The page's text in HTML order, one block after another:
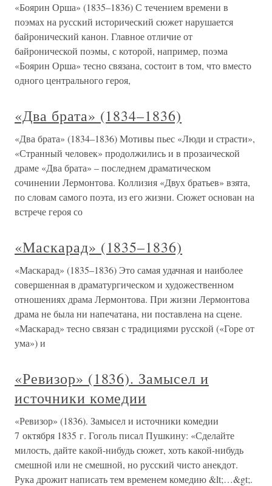
«Боярин Орша» (1835–1836) С течением времени в
поэмах на русский исторический сюжет нарушается
байронический канон. Главное отличие от
байронической поэмы, с которой, например, поэма
«Боярин Орша» тесно связана, состоит в том, что вместо
одного центрального героя,
«Два брата» (1834–1836)
«Два брата» (1834–1836) Мотивы пьес «Люди и страсти»,
«Странный человек» продолжились и в прозаической
драме «Два брата» – последнем драматическом
сочинении Лермонтова. Коллизия «Двух братьев» взята,
по словам самого поэта, из его жизни. Сюжет основан на
встрече героя со
«Маскарад» (1835–1836)
«Маскарад» (1835–1836) Это самая удачная и наиболее
совершенная в драматургическом и художественном
отношениях драма Лермонтова. При жизни Лермонтова
драма не была ни напечатана, ни поставлена на сцене.
«Маскарад» тесно связан с традициями русской («Горе от
ума») и
«Ревизор» (1836). Замысел и
источники комедии
«Ревизор» (1836). Замысел и источники комедии
7 октября 1835 г. Гоголь писал Пушкину: «Сделайте
милость, дайте какой-нибудь сюжет, хоть какой-нибудь
смешной или не смешной, но русский чисто анекдот.
Рука дрожит написать тем временем комедию &lt;…&gt;.